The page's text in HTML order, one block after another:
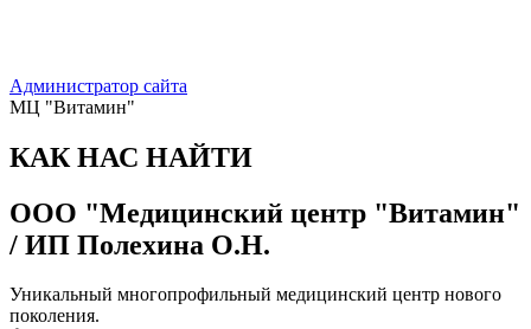
Администратор сайта
МЦ "Витамин"
КАК НАС НАЙТИ
ООО "Медицинский центр "Витамин"
/ ИП Полехина О.Н.
Уникальный многопрофильный медицинский центр нового
поколения.